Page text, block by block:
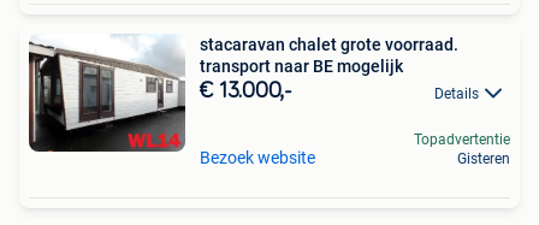
stacaravan chalet grote voorraad.
transport naar BE mogelijk
€ 13.000,- Details
Bezoek website
Topadvertentie
Gisteren